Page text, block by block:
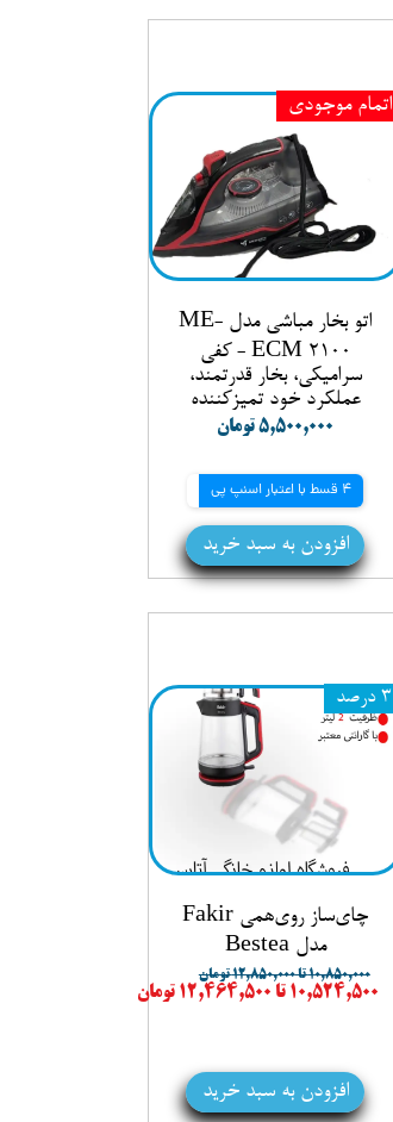
اتو بخار مباشی مدل ME-
ECM 2100 - کفی
سرامیکی، بخار قدرتمند،
عملکرد خود تمیزکننده
۵,۵۰۰,۰۰۰ تومان
4 قسط با اعتبار اسنپ پی
افزودن به سبد خرید
اتمام موجودی
چای‌ساز روی‌همی Fakir
مدل Bestea
۱۰,۸۵۰,۰۰۰ تا ۱۲,۸۵۰,۰۰۰ تومان
۱۰,۵۲۴,۵۰۰ تا ۱۲,۴۶۴,۵۰۰ تومان
افزودن به سبد خرید
۳ درصد